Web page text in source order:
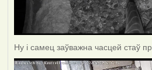
Ну і самец заўважна часцей стаў